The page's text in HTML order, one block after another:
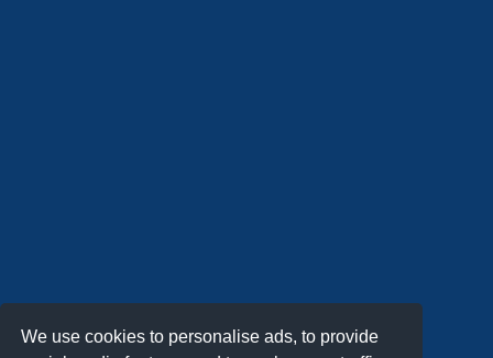
We use cookies to personalise ads, to provide